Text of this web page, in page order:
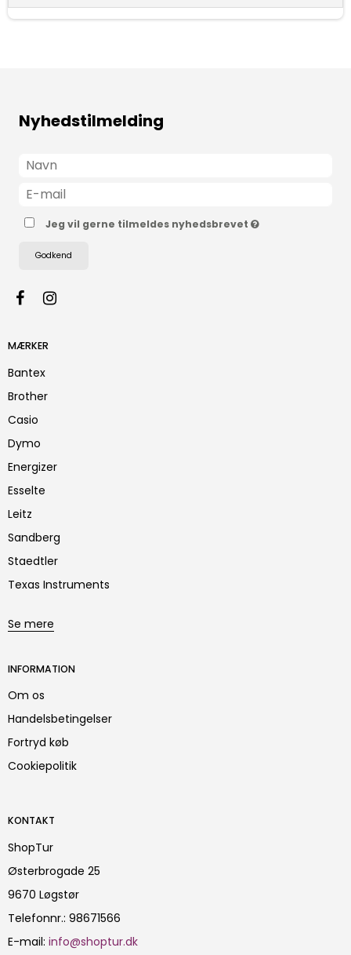
Nyhedstilmelding
Jeg vil gerne tilmeldes nyhedsbrevet
Godkend
MÆRKER
Bantex
Brother
Casio
Dymo
Energizer
Esselte
Leitz
Sandberg
Staedtler
Texas Instruments
Se mere
INFORMATION
Om os
Handelsbetingelser
Fortryd køb
Cookiepolitik
KONTAKT
ShopTur
Østerbrogade 25
9670 Løgstør
Telefonnr.: 98671566
E-mail: info@shoptur.dk